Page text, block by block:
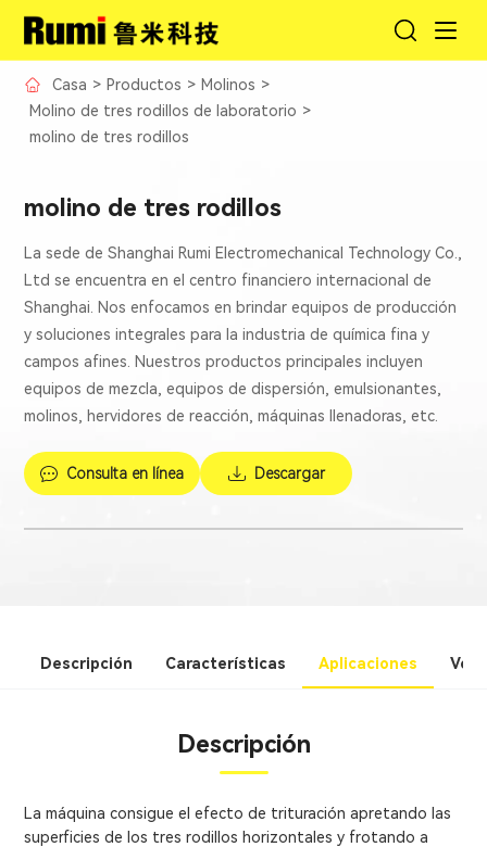
Casa > Productos > Molinos >
Molino de tres rodillos de laboratorio >
molino de tres rodillos
molino de tres rodillos
La sede de Shanghai Rumi Electromechanical Technology Co.,
Ltd se encuentra en el centro financiero internacional de
Shanghai. Nos enfocamos en brindar equipos de producción
y soluciones integrales para la industria de química fina y
campos afines. Nuestros productos principales incluyen
equipos de mezcla, equipos de dispersión, emulsionantes,
molinos, hervidores de reacción, máquinas llenadoras, etc.
Consulta en línea Descargar
Descripción Características Aplicaciones
Descripción
La máquina consigue el efecto de trituración apretando las
superficies de los tres rodillos horizontales y frotando a